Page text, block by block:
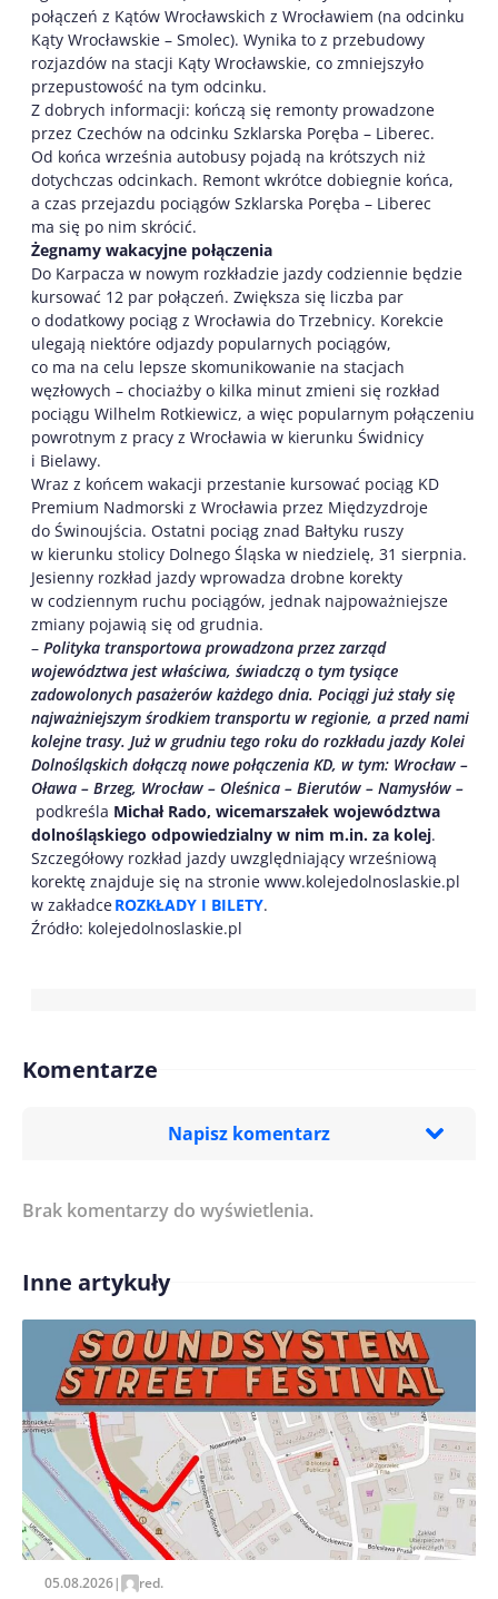
połączeń z Kątów Wrocławskich z Wrocławiem (na odcinku
Kąty Wrocławskie – Smolec). Wynika to z przebudowy
rozjazdów na stacji Kąty Wrocławskie, co zmniejszyło
przepustowość na tym odcinku.
Z dobrych informacji: kończą się remonty prowadzone
przez Czechów na odcinku Szklarska Poręba – Liberec.
Od końca września autobusy pojadą na krótszych niż
dotychczas odcinkach. Remont wkrótce dobiegnie końca,
a czas przejazdu pociągów Szklarska Poręba – Liberec
ma się po nim skrócić.
Żegnamy wakacyjne połączenia
Do Karpacza w nowym rozkładzie jazdy codziennie będzie
kursować 12 par połączeń. Zwiększa się liczba par
o dodatkowy pociąg z Wrocławia do Trzebnicy. Korekcie
ulegają niektóre odjazdy popularnych pociągów,
co ma na celu lepsze skomunikowanie na stacjach
węzłowych – chociażby o kilka minut zmieni się rozkład
pociągu Wilhelm Rotkiewicz, a więc popularnym połączeniu
powrotnym z pracy z Wrocławia w kierunku Świdnicy
i Bielawy.
Wraz z końcem wakacji przestanie kursować pociąg KD
Premium Nadmorski z Wrocławia przez Międzyzdroje
do Świnoujścia. Ostatni pociąg znad Bałtyku ruszy
w kierunku stolicy Dolnego Śląska w niedzielę, 31 sierpnia.
Jesienny rozkład jazdy wprowadza drobne korekty
w codziennym ruchu pociągów, jednak najpoważniejsze
zmiany pojawią się od grudnia.
– Polityka transportowa prowadzona przez zarząd
województwa jest właściwa, świadczą o tym tysiące
zadowolonych pasażerów każdego dnia. Pociągi już stały się
najważniejszym środkiem transportu w regionie, a przed nami
kolejne trasy. Już w grudniu tego roku do rozkładu jazdy Kolei
Dolnośląskich dołączą nowe połączenia KD, w tym: Wrocław –
Oława – Brzeg, Wrocław – Oleśnica – Bierutów – Namysłów –
podkreśla Michał Rado, wicemarszałek województwa
dolnośląskiego odpowiedzialny w nim m.in. za kolej.
Szczegółowy rozkład jazdy uwzględniający wrześniową
korektę znajduje się na stronie www.kolejedolnoslaskie.pl
w zakładceROZKŁADY I BILETY.
Źródło: kolejedolnoslaskie.pl
Komentarze
Napisz komentarz
Treść komentarza*
Imię/ Nick*
Zapamiętaj moje dane w tej przeglądarce podczas
pisania kolejnych komentarzy.
Brak komentarzy do wyświetlenia.
Inne artykuły
05.08.2026| red.